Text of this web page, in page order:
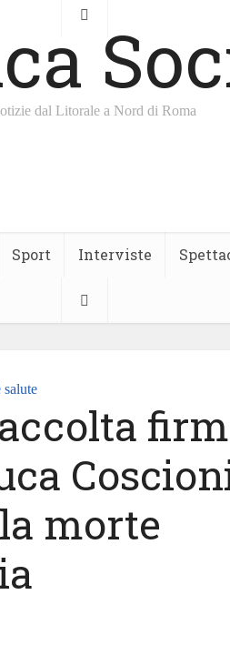
dal Litorale a Nord di Roma
Sport Interviste
salute
morte